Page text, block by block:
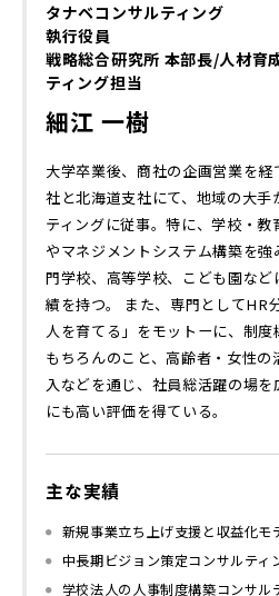
タナベコンサルティング
執行役員
戦略総合研究所 本部長/人材育
ティング担当
細江 一樹
大学卒業後、商社の企画営業を
社と北海道支社にて、地域の大
ティングに従事。特に、学校・
やマネジメントシステム構築を
門学校、高等学校、こども園な
績を持つ。 また、専門としてHR
人を育てる」をモットーに、制
もちろんのこと、高齢者・女性
入などを通じ、社員総活躍の場
にも高い評価を得ている。
主な実績
新規事業立ち上げ支援と収益化モ
中長期ビジョン策定コンサルティ
学校法人の人事制度構築コンサル